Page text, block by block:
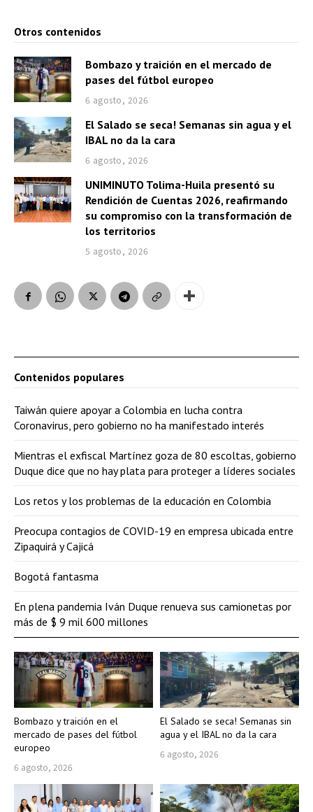
Otros contenidos
Bombazo y traición en el mercado de
pases del fútbol europeo
6 agosto, 2026
El Salado se seca! Semanas sin agua y el
IBAL no da la cara
6 agosto, 2026
UNIMINUTO Tolima-Huila presentó su
Rendición de Cuentas 2026, reafirmando
su compromiso con la transformación de
los territorios
5 agosto, 2026
Bombazo y traición en el
mercado de pases del fútbol
europeo
6 agosto, 2026
El Salado se seca! Semanas sin
agua y el IBAL no da la cara
6 agosto, 2026
Contenidos populares
Taiwán quiere apoyar a Colombia en lucha contra
Coronavirus, pero gobierno no ha manifestado interés
Mientras el exfiscal Martínez goza de 80 escoltas, gobierno
Duque dice que no hay plata para proteger a líderes sociales
Los retos y los problemas de la educación en Colombia
Preocupa contagios de COVID-19 en empresa ubicada entre
Zipaquirá y Cajicá
Bogotá fantasma
En plena pandemia Iván Duque renueva sus camionetas por
más de $ 9 mil 600 millones